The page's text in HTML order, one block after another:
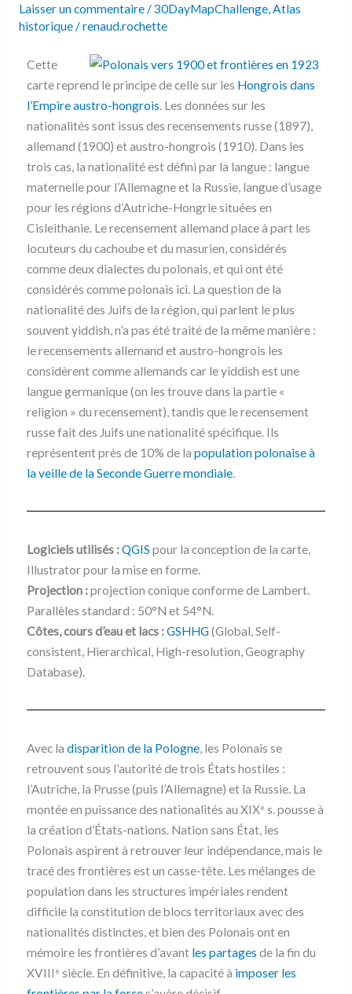
Laisser un commentaire/30DayMapChallenge,Atlas
historique/renaud.rochette
Cette
carte reprend le principe de celle sur les Hongrois dans
l’Empire austro-hongrois. Les données sur les
nationalités sont issus des recensements russe (1897),
allemand (1900) et austro-hongrois (1910). Dans les
trois cas, la nationalité est défini par la langue : langue
maternelle pour l’Allemagne et la Russie, langue d’usage
pour les régions d’Autriche-Hongrie situées en
Cisleithanie. Le recensement allemand place à part les
locuteurs du cachoube et du masurien, considérés
comme deux dialectes du polonais, et qui ont été
considérés comme polonais ici. La question de la
nationalité des Juifs de la région, qui parlent le plus
souvent yiddish, n’a pas été traité de la même manière :
le recensements allemand et austro-hongrois les
considèrent comme allemands car le yiddish est une
langue germanique (on les trouve dans la partie «
religion » du recensement), tandis que le recensement
russe fait des Juifs une nationalité spécifique. Ils
représentent près de 10% de la population polonaise à
la veille de la Seconde Guerre mondiale.
Logiciels utilisés :QGIS pour la conception de la carte,
Illustrator pour la mise en forme.
Projection :projection conique conforme de Lambert.
Parallèles standard : 50°N et 54°N.
Côtes, cours d’eau et lacs :GSHHG(Global, Self-
consistent, Hierarchical, High-resolution, Geography
Database).
Avec la disparition de la Pologne, les Polonais se
retrouvent sous l’autorité de trois États hostiles :
l’Autriche, la Prusse (puis l’Allemagne) et la Russie. La
montée en puissance des nationalités au XIXe s. pousse à
la création d’États-nations. Nation sans État, les
Polonais aspirent à retrouver leur indépendance, mais le
tracé des frontières est un casse-tête. Les mélanges de
population dans les structures impériales rendent
difficile la constitution de blocs territoriaux avec des
nationalités distinctes, et bien des Polonais ont en
mémoire les frontières d’avant les partages de la fin du
XVIII e siècle. En définitive, la capacité à imposer les